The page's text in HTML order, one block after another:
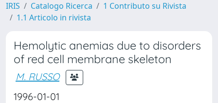
IRIS Catalogo Ricerca
1 Contributo su Rivista
1.1 Articolo in rivista
Hemolytic anemias due to disorders
of red cell membrane skeleton
M. RUSSO
1996-01-01